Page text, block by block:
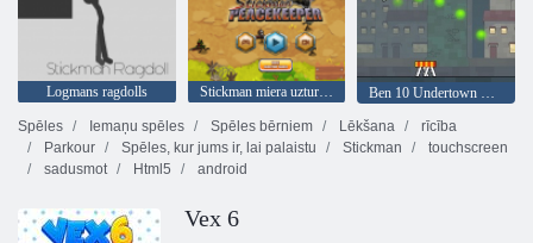
Logmans ragdolls Stickman miera uzturētājs
Ben 10 Undertown Runner
Spēles
Iemaņu spēles Spēles bērniem Lēkšana
rīcība
Parkour
Spēles, kur jums ir, lai palaistu Stickman
touchscreen
sadusmot
Html5 android
Vex 6